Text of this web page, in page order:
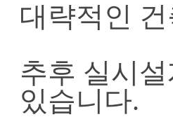
대략적인
추후 실시
있습니다.